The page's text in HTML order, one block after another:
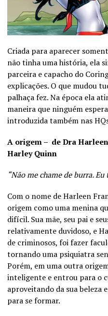
Criada para aparecer
não tinha uma história, ela
parceira e capacho do
explicações. O que mudou
palhaça fez. Na época ela
maneira que ninguém
introduzida também nas
A origem – de Dra
Harley Quinn
“Não me chame de burra.
Com o nome de Harleen
origem como uma menina
difícil. Sua mãe, seu pai e
relativamente duvidoso, e
de criminosos, foi fazer
tornando uma psiquiatra
Porém, em uma outra
inteligente e entrou para o
aproveitando da sua beleza
para se formar.